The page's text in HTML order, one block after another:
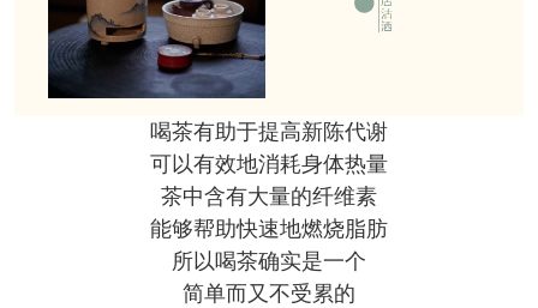
喝茶有助于提高新陈代谢
可以有效地消耗身体热量
茶中含有大量的纤维素
能够帮助快速地燃烧脂肪
所以喝茶确实是一个
简单而又不受累的